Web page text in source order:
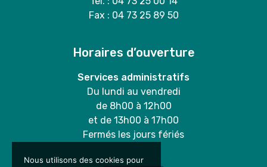
Fax : 04 73 25 89 50
Horaires d’ouverture
Services administratifs
Du lundi au vendredi
de 8h00 à 12h00
et de 13h00 à 17h00
Fermés les jours fériés
Nous utilisons des cookies pour